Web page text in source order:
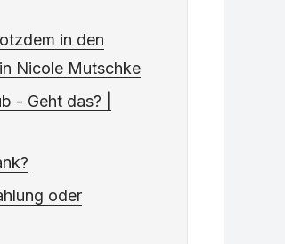
in den
Nicole Mutschke
- Geht das? |
oder